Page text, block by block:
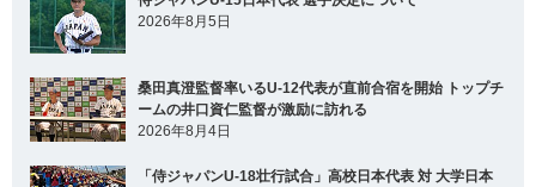
2026年8月5日
桑田真澄監督率いるU-12代表が直前合宿を開始 トップチ
ームの井口資仁監督が激励に訪れる
2026年8月4日
「侍ジャパンU-18壮行試合」高校日本代表 対 大学日本